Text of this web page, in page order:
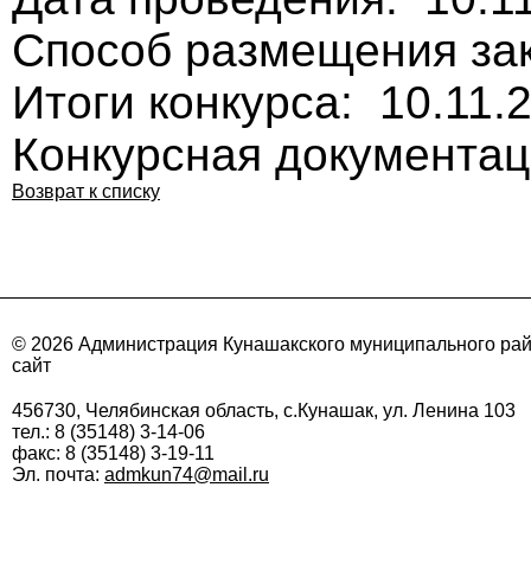
Способ размещения
Итоги конкурса:
Конкурсная
Возврат к списку
© 2026 Администрация Кунашакского муниципального
сайт
456730, Челябинская область, с.Кунашак, ул. Ленина 103
тел.: 8 (35148) 3-14-06
факс: 8 (35148) 3-19-11
Эл. почта: admkun74@mail.ru